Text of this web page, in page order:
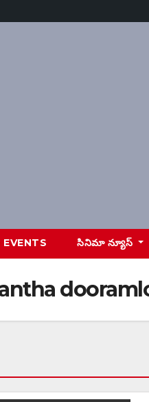
EVENTS సినిమా న్యూస్